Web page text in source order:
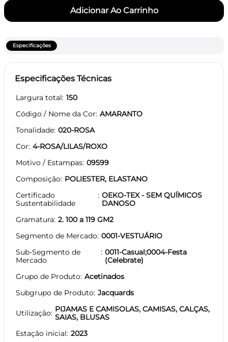
Especificações
Especificações Técnicas
Largura total 150
Código / Nome da Cor AMARANTO
Tonalidade 020-ROSA
Cor 4-ROSA/LILAS/ROXO
Motivo / Estampas 09599
Composição POLIESTER, ELASTANO
Certificado
Sustentabilidade
OEKO-TEX - SEM QUÍMICOS
DANOSO
Gramatura 2. 100 a 119 GM2
Segmento de Mercado 0001-VESTUÁRIO
Sub-Segmento de
Mercado
0011-Casual;0004-Festa
(Celebrate)
Grupo de Produto Acetinados
Subgrupo de Produto Jacquards
Utilização PIJAMAS E CAMISOLAS, CAMISAS, CALÇAS,
SAIAS, BLUSAS
Estação inicial 2023